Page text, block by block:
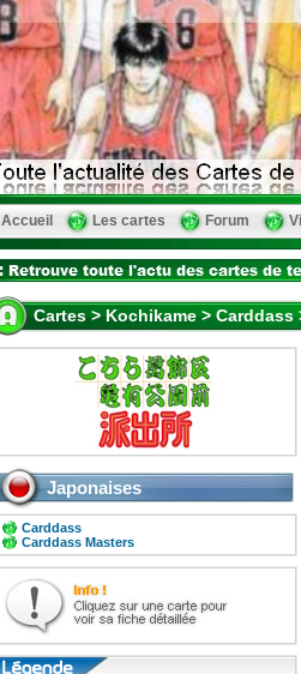
Accueil Les cartes Forum
Cartes > Kochikame > Carddass
Japonaises
Carddass
Carddass Masters